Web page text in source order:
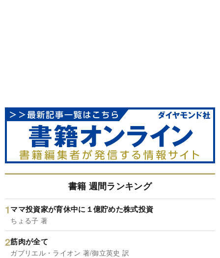
書籍 週間ランキング
ママ投資家が育休中に１億貯めた株式投資
ちょる子 著
筋肉が全て
ガブリエル・ライオン 著/御立英史 訳